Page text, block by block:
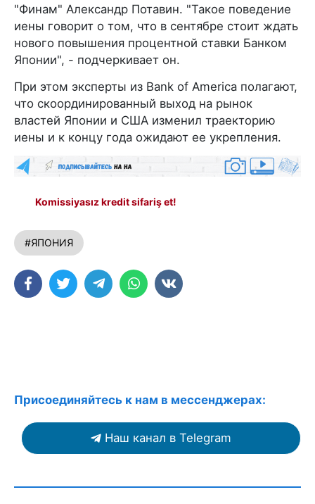
"Финам" Александр Потавин. "Такое поведение
иены говорит о том, что в сентябре стоит ждать
нового повышения процентной ставки Банком
Японии", - подчеркивает он.
При этом эксперты из Bank of America полагают,
что скоординированный выход на рынок
властей Японии и США изменил траекторию
иены и к концу года ожидают ее укрепления.
Komissiyasız kredit sifariş et!
#ЯПОНИЯ
Присоединяйтесь к нам в мессенджерах:
Наш канал в Telegram